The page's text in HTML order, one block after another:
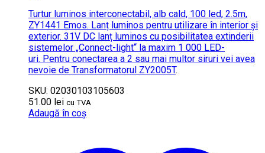
Turtur luminos interconectabil, alb cald, 100 led, 2.5m,
ZY1441 Emos. Lanț luminos pentru utilizare în interior și
exterior. 31V DC lanț luminos cu posibilitatea extinderii
sistemelor „Connect-light“ la maxim 1 000 LED-
uri. Pentru conectarea a 2 sau mai multor siruri vei avea
nevoie de Transformatorul ZY2005T.
SKU: 02030103105603
51.00 lei cu TVA
Adaugă în coș